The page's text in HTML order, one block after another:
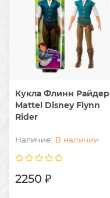
Кукла Флинн Райдер
Mattel Disney Flynn
Rider
В наличии
2250 ₽